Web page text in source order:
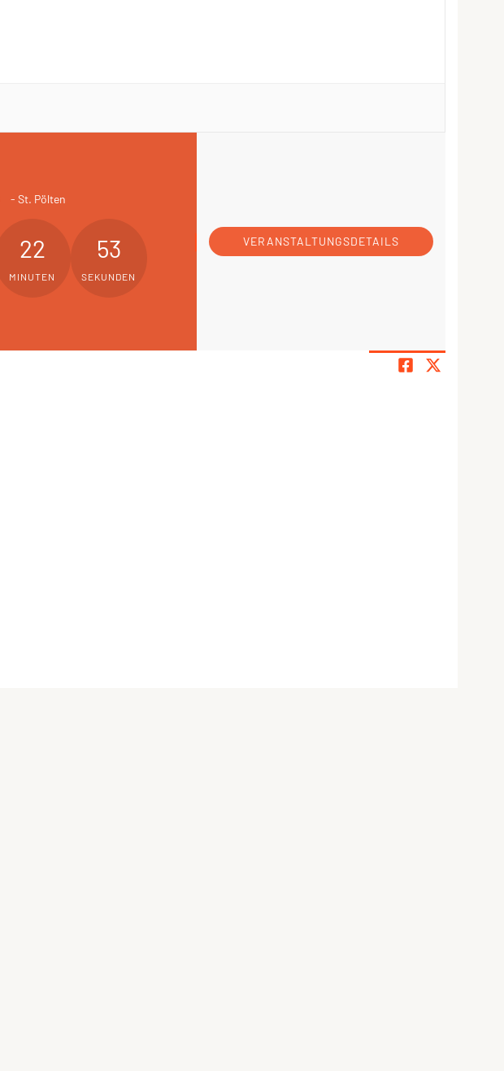
- St. Pölten
22
MINUTEN
52
SEKUNDEN
VERANSTALTUNGSDETAILS